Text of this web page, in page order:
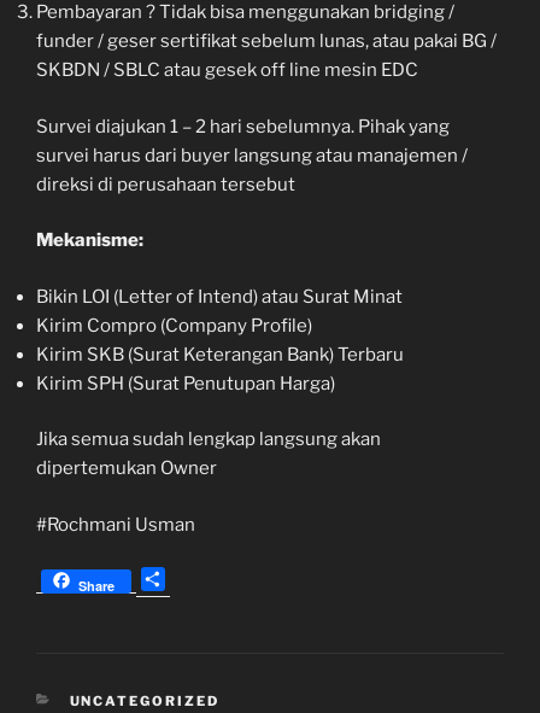
Pembayaran ? Tidak bisa menggunakan bridging /
funder / geser sertifikat sebelum lunas, atau pakai BG /
SKBDN / SBLC atau gesek off line mesin EDC
Survei diajukan 1 – 2 hari sebelumnya. Pihak yang
survei harus dari buyer langsung atau manajemen /
direksi di perusahaan tersebut
Mekanisme:
Bikin LOI (Letter of Intend) atau Surat Minat
Kirim Compro (Company Profile)
Kirim SKB (Surat Keterangan Bank) Terbaru
Kirim SPH (Surat Penutupan Harga)
Jika semua sudah lengkap langsung akan
dipertemukan Owner
#Rochmani Usman
Share
h
KATEGORI
UNCATEGORIZED